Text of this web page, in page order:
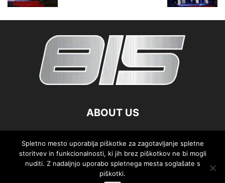
ABOUT US
FOLLOW US
Spletno mesto uporablja piškotke za zagotavljanje spletne
storitvev in funkcionalnosti, ki jih brez piškotkov ne bi mogli
nuditi. Z nadaljnjo uporabo spletnega mesta soglašate s
piškotki.